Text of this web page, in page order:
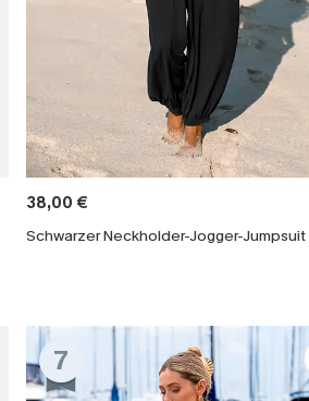
38,00 €
Schwarzer Neckholder-Jogger-Jumpsuit
7